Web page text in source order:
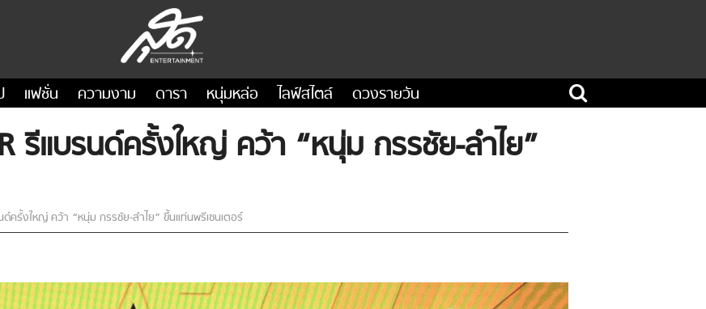
แฟชั่น ความงาม ดารา หนุ่มหล่อ ไลฟ์สไตล์ ดวงรายวัน
รีแบรนด์ครั้งใหญ่ คว้า “หนุ่ม กรรชัย-ลำไย”
ด์ครั้งใหญ่ คว้า “หนุ่ม กรรชัย-ลำไย” ขึ้นแท่นพรีเซนเตอร์